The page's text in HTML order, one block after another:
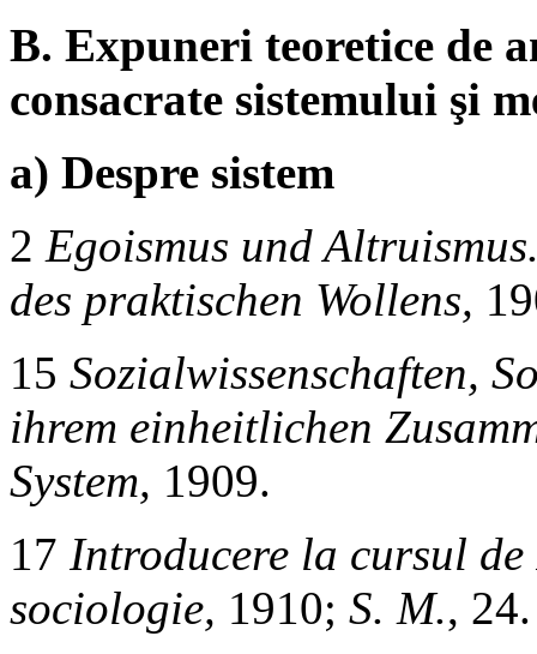
B. Expuneri teoretice de
consacrate sistemului şi
a) Despre sistem
2 Egoismus und
des praktischen Wollens,
15 Sozialwissenschaften,
ihrem einheitlichen
System, 1909.
17 Introducere la cursul
sociologie, 1910; S. M., 24.